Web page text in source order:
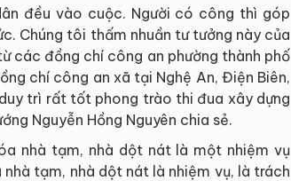
đều vào cuộc. Người có công thì góp
Chúng tôi thấm nhuần tư tưởng này của
các đồng chí công an phường thành phố
chí công an xã tại Nghệ An, Điện Biên,
trì rất tốt phong trào thi đua xây dựng
Nguyễn Hồng Nguyên chia sẻ.
nhà tạm, nhà dột nát là một nhiệm vụ
tạm, nhà dột nát là nhiệm vụ, là trách